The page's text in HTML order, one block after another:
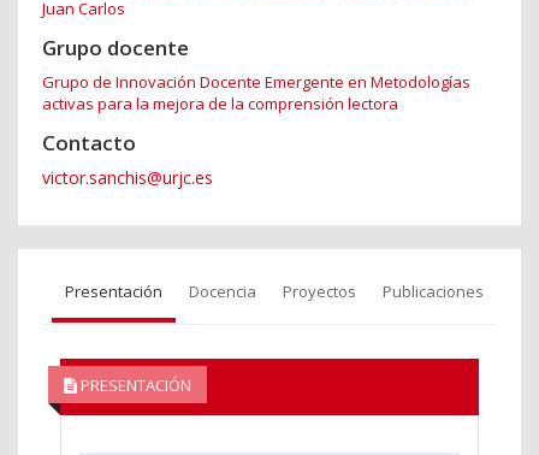
Juan Carlos
Grupo docente
Grupo de Innovación Docente Emergente en Metodologías
activas para la mejora de la comprensión lectora
Contacto
victor.sanchis@urjc.es
Presentación Docencia Proyectos Publicaciones
PRESENTACIÓN